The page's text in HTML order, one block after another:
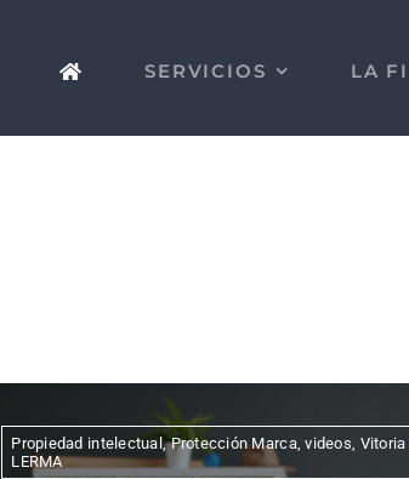
SERVICIOS LA
Propiedad intelectual,Protección Marca,videos, Vitoria
LERMA